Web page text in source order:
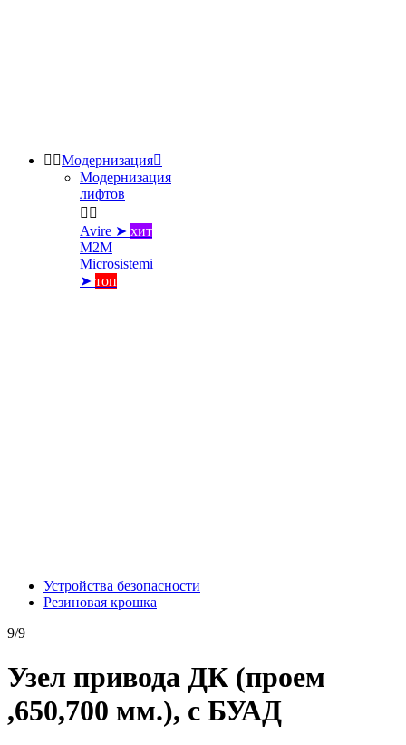
 Модернизация
Модернизация
лифтов
 
Avire ➤ хит
M2M
Microsistemi
➤ топ
Устройства безопасности
Резиновая крошка
9/9
Узел привода ДК (проем
,650,700 мм.), с БУАД